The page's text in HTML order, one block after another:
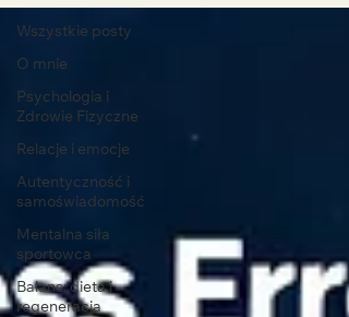
Wszystkie posty
O mnie
Psychologia i
Zdrowie Fizyczne
Relacje i emocje
Autentyczność i
samoświadomość
Mentalna siła
sportowca
Balans: dieta i
regeneracja